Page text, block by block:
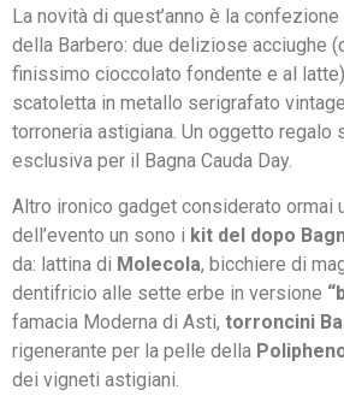
La novità di quest’anno è la
della Barbero: due deliziose acciughe
finissimo cioccolato fondente e al
scatoletta in metallo serigrafato
torroneria astigiana. Un oggetto regalo
esclusiva per il Bagna Cauda Day.
Altro ironico gadget considerato ormai
dell’evento un sono i kit del dopo
da: lattina di Molecola, bicchiere di
dentifricio alle sette erbe in versione
famacia Moderna di Asti, torroncini
rigenerante per la pelle della
dei vigneti astigiani.